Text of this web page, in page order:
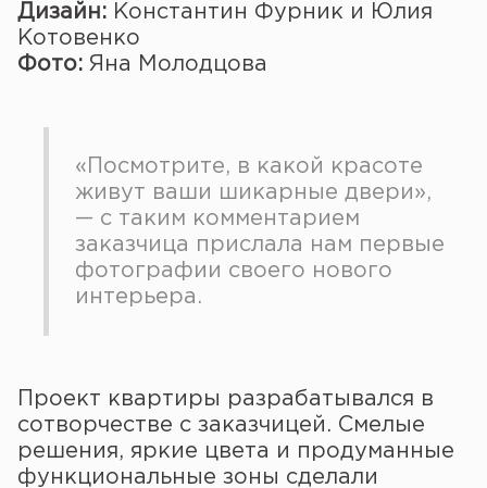
Дизайн: Константин Фурник и Юлия
Котовенко
Фото: Яна Молодцова
«Посмотрите, в какой красоте
живут ваши шикарные двери»,
— с таким комментарием
заказчица прислала нам первые
фотографии своего нового
интерьера.
Проект квартиры разрабатывался в
сотворчестве с заказчицей. Смелые
решения, яркие цвета и продуманные
функциональные зоны сделали